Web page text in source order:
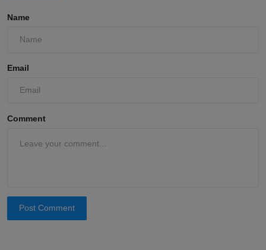
Name
Email
Comment
Post Comment